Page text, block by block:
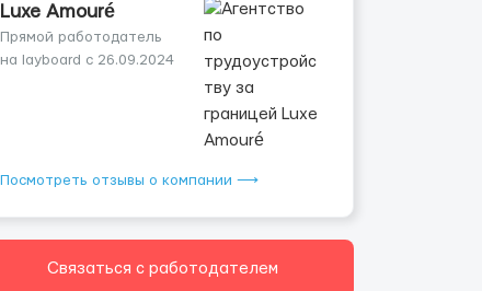
Luxe Amouré
Прямой работодатель
на layboard с 26.09.2024
Посмотреть отзывы о компании ⟶
Связаться с работодателем